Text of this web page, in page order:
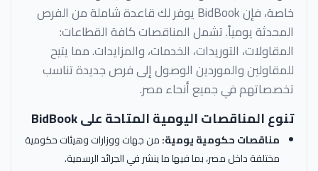
خاصة، فإن BidBook يوفر لك قاعدة شاملة من الفرص
المحدثة يومياً. تشمل المناقصات كافة القطاعات:
المقاولات، التوريدات، الخدمات، والمزايدات. مما يتيح
للمقاولين والموردين الوصول إلى فرص جديدة تناسب
تخصصاتهم في جميع أنحاء مصر.
تنوع المناقصات اليومية المتاحة على BidBook
مناقصات حكومية يومية:من جهات ووزارات وهيئات حكومية
مختلفة داخل مصر، بما فيها ما ينشر في الجرائد الرسمية.